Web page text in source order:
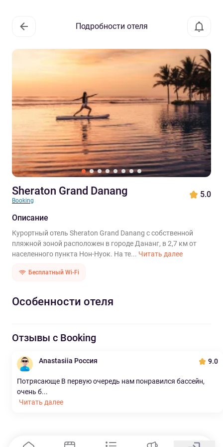
Подробности отеля
Sheraton Grand Danang
Booking
5.0
Описание
Курортный отель Sheraton Grand Danang с собственной
пляжной зоной расположен в городе Дананг, в 2,7 км от
населенного пункта Нон-Нуок. На те... Читать далее
Бесплатный Wi-Fi
Особенности отеля
Отзывы с Booking
Anastasiia Россия 9.0
Потрясающе В первую очередь нам понравился бассейн,
очень б...
Читать далее